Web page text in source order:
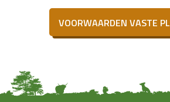
VOORWAARDEN VASTE